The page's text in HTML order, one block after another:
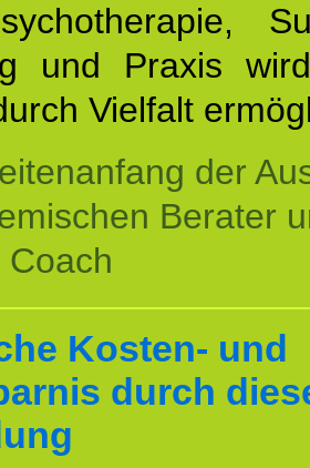
und Praxis
Vielfalt
der
Berater
Coach
Kosten- und
durch